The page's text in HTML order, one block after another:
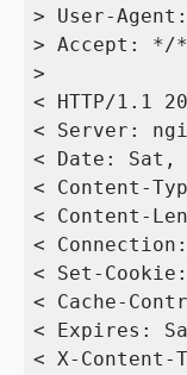
> User-
> Accept: */*
>
< HTTP/1.1
< Server:
< Date: Sat,
< Content-
< Content-
<
< Set-Cookie:
< Cache-
< Expires:
< X-Content-